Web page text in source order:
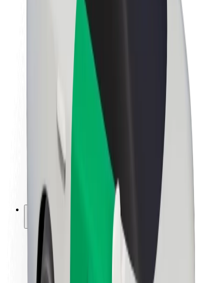
O společnosti Bolt
Udržitelnost podle Boltu
Projekt Zero
Tiskové centrum
Pokyny ke značce
Naše poslání
Vztahy s investory
Vedení
Značka
Média
Městský fond
Bezpečnost
Bezpečnost cestujících
Bezpečnost řidičů
Bezpečnost na koloběžce